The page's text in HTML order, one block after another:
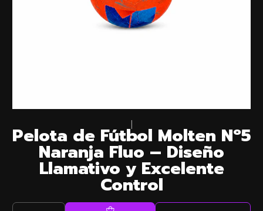
Pelota de Fútbol Molten Nº5
Naranja Fluo – Diseño
Llamativo y Excelente
Control